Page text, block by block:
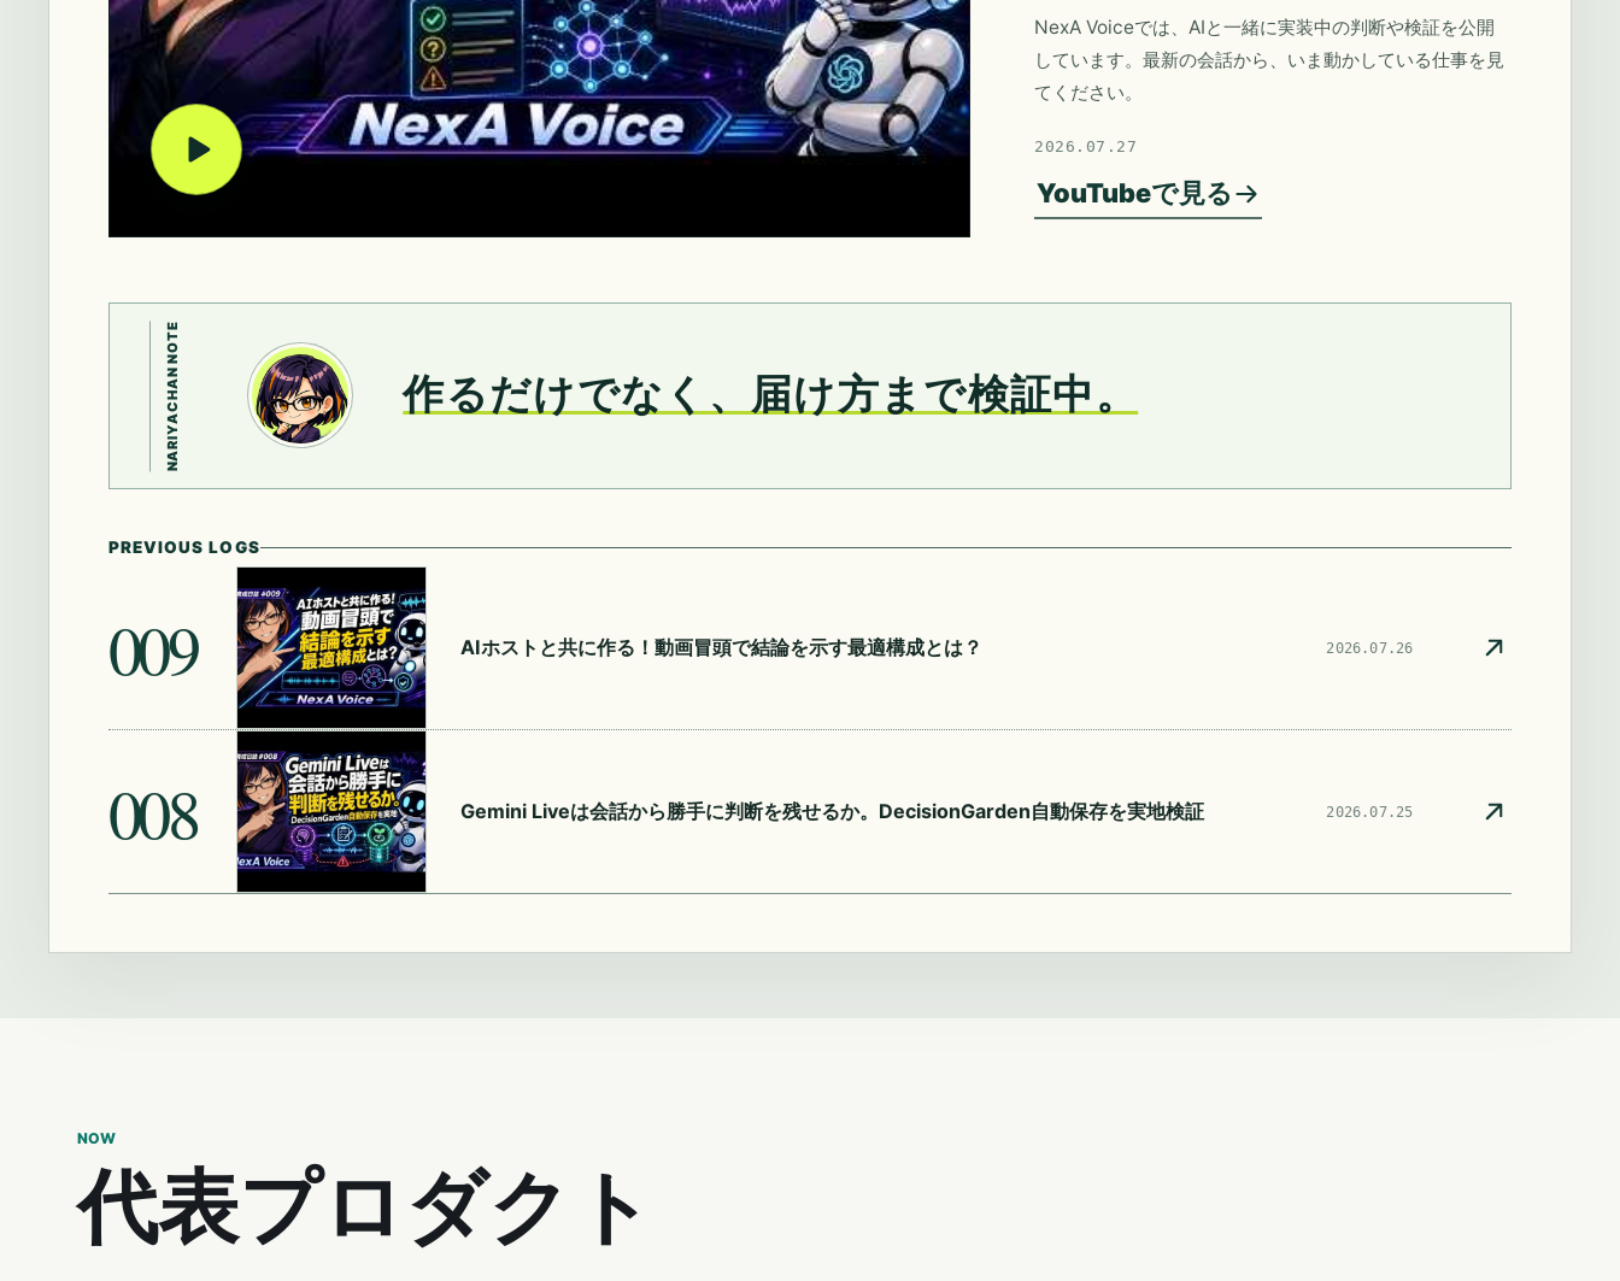
NexA Voiceでは、AIと一緒に実装中の判断や検証を公開
しています。最新の会話から、いま動かしている仕事を見
てください。
2026.07.27
YouTubeで見る
NARIYACHAN NOTE 作るだけでなく、届け方まで検証中。
PREVIOUS LOGS
009 AIホストと共に作る！動画冒頭で結論を示す最適構成とは？ 2026.07.26
008 Gemini Liveは会話から勝手に判断を残せるか。DecisionGarden自動保存を実地検証 2026.07.25
NOW
代表プロダクト